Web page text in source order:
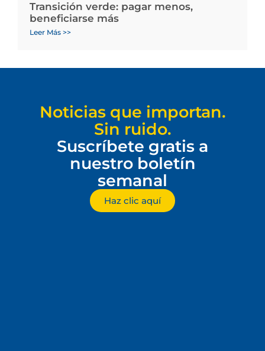
Transición verde: pagar menos,
beneficiarse más
Leer Más >>
Noticias que importan.
Sin ruido.
Suscríbete gratis a
nuestro boletín
semanal
Haz clic aquí